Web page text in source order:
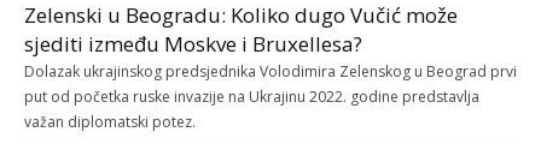
Zelenski u Beogradu: Koliko dugo Vučić može
sjediti između Moskve i Bruxellesa?
Dolazak ukrajinskog predsjednika Volodimira Zelenskog u Beograd prvi
put od početka ruske invazije na Ukrajinu 2022. godine predstavlja
važan diplomatski potez.